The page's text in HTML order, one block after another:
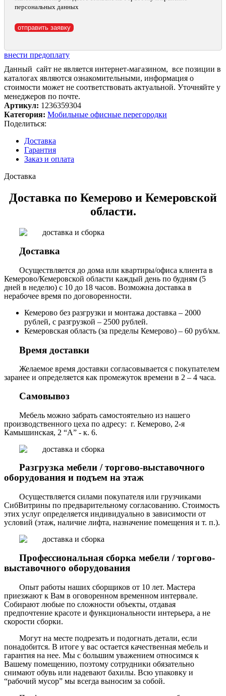
персональных данных
внести предоплату
Данный сайт не является интернет-магазином, все позиции в
каталогах являются ознакомительными, информация о
стоимости может не соответствовать актуальной. Уточняйте у
менеджеров по почте.
Артикул: 1236359304
Категория: Мобильные офисные перегородки
Поделиться:
Доставка
Гарантия
Заказ и оплата
Доставка
Доставка по Кемерово и Кемеровской
области.
Доставка
Осуществляется до дома или квартиры/офиса клиента в
Кемерово/Кемеровской области каждый день по будням (5
дней в неделю) с 10 до 18 часов. Возможна доставка в
нерабочее время по договоренности.
Кемерово без разгрузки и монтажа доставка – 2000
рублей, с разгрузкой – 2500 рублей.
Кемеровская область (за пределы Кемерово) – 60 руб/км.
Время доставки
Желаемое время доставки согласовывается с покупателем
заранее и определяется как промежуток времени в 2 – 4 часа.
Самовывоз
Мебель можно забрать самостоятельно из нашего
производственного цеха по адресу: г. Кемерово, 2-я
Камышинская, 2 “А” - к. 6.
Разгрузка мебели / торгово-выставочного
оборудования и подъем на этаж
Осуществляется силами покупателя или грузчиками
СибВитрины по предварительному согласованию. Стоимость
этих услуг определяется индивидуально в зависимости от
условий (этаж, наличие лифта, назначение помещения и т. п.).
Профессиональная сборка мебели / торгово-
выставочного оборудования
Опыт работы наших сборщиков от 10 лет. Мастера
приезжают к Вам в оговоренном временном интервале.
Собирают любые по сложности объекты, отдавая
предпочтение красоте и функциональности интерьера, а не
скорости сборки.
Могут на месте подрезать и подогнать детали, если
понадобится. В итоге у вас остается качественная мебель и
гарантия на нее. Мы с большим уважением относимся к
Вашему помещению, поэтому сотрудники обязательно
снимают обувь или надевают бахилы. Всю упаковку и
“рабочий мусор” мы всегда выносим за собой.